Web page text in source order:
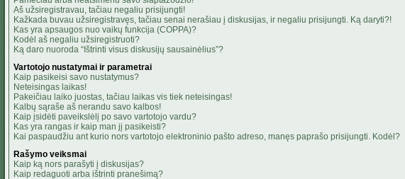
Aš užsiregistravau, tačiau negaliu prisijungti!
Kažkada buvau užsiregistravęs, tačiau senai nerašiau į diskusijas, ir negaliu prisijungti. Ką daryti?!
Kas yra apsaugos nuo vaikų funkcija (COPPA)?
Kodėl aš negaliu užsiregistruoti?
Ką daro nuoroda “Ištrinti visus diskusijų sausainėlius”?
Vartotojo nustatymai ir parametrai
Kaip pasikeisi savo nustatymus?
Neteisingas laikas!
Pakeičiau laiko juostas, tačiau laikas vis tiek neteisingas!
Kalbų sąraše aš nerandu savo kalbos!
Kaip įsidėti paveikslėlį po savo vartotojo vardu?
Kas yra rangas ir kaip man jį pasikeisti?
Kai paspaudžiu ant kurio nors vartotojo elektroninio pašto adreso, manęs paprašo prisijungti. Kodėl?
Rašymo veiksmai
Kaip ką nors parašyti į diskusijas?
Kaip redaguoti arba ištrinti pranešimą?